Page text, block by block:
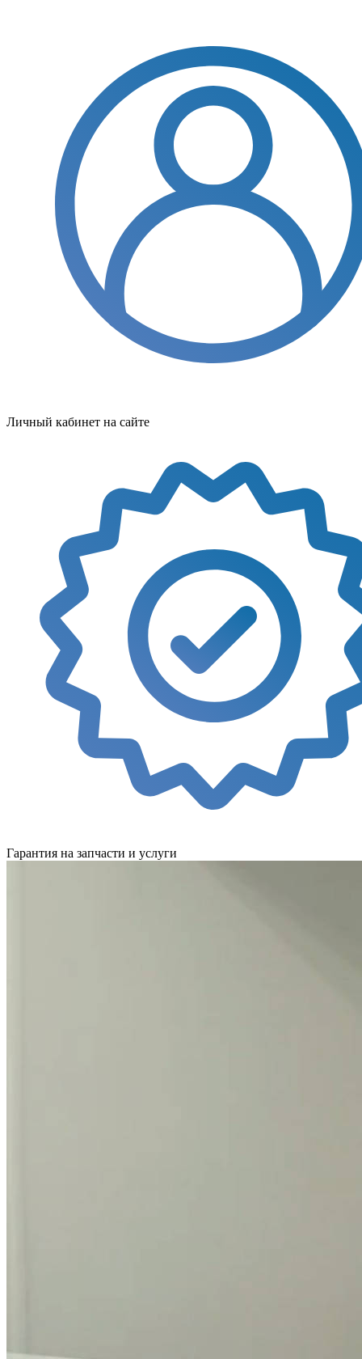
Личный кабинет на сайте
Гарантия на запчасти и услуги